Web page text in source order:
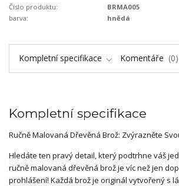
Číslo produktu:
BRMA005
barva:
hnědá
Kompletní specifikace Komentáře 0
Kompletní specifikace
Ručně Malovaná Dřevěná Brož: Zvýrazněte
Hledáte ten pravý detail, který podtrhne váš
ručně malovaná dřevěná brož je víc než jen
prohlášení! Každá brož je originál vytvořený s